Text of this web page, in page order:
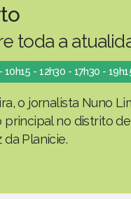
toda a
- 12h30 - 17h30 -
o jornalista Nuno
no distrito
da Planície.